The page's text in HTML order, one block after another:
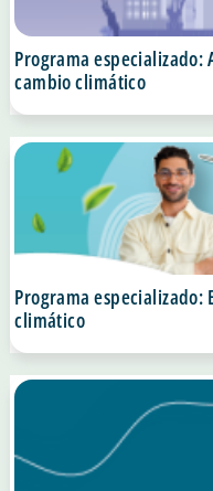
Programa especializado:
cambio climático
Programa especializado:
climático